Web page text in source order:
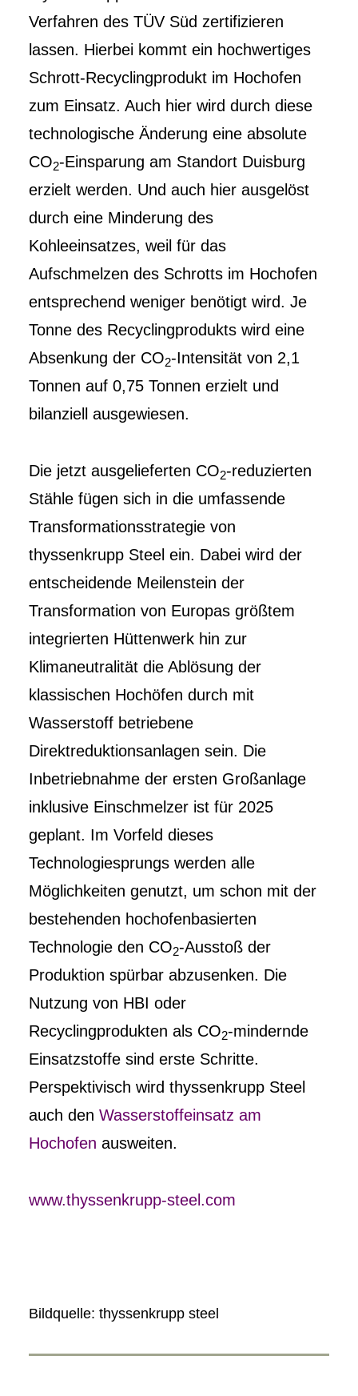
Verfahren des TÜV Süd zertifizieren
lassen. Hierbei kommt ein hochwertiges
Schrott-Recyclingprodukt im Hochofen
zum Einsatz. Auch hier wird durch diese
technologische Änderung eine absolute
CO2-Einsparung am Standort Duisburg
erzielt werden. Und auch hier ausgelöst
durch eine Minderung des
Kohleeinsatzes, weil für das
Aufschmelzen des Schrotts im Hochofen
entsprechend weniger benötigt wird. Je
Tonne des Recyclingprodukts wird eine
Absenkung der CO2-Intensität von 2,1
Tonnen auf 0,75 Tonnen erzielt und
bilanziell ausgewiesen.
Die jetzt ausgelieferten CO2-reduzierten
Stähle fügen sich in die umfassende
Transformationsstrategie von
thyssenkrupp Steel ein. Dabei wird der
entscheidende Meilenstein der
Transformation von Europas größtem
integrierten Hüttenwerk hin zur
Klimaneutralität die Ablösung der
klassischen Hochöfen durch mit
Wasserstoff betriebene
Direktreduktionsanlagen sein. Die
Inbetriebnahme der ersten Großanlage
inklusive Einschmelzer ist für 2025
geplant. Im Vorfeld dieses
Technologiesprungs werden alle
Möglichkeiten genutzt, um schon mit der
bestehenden hochofenbasierten
Technologie den CO2-Ausstoß der
Produktion spürbar abzusenken. Die
Nutzung von HBI oder
Recyclingprodukten als CO2-mindernde
Einsatzstoffe sind erste Schritte.
Perspektivisch wird thyssenkrupp Steel
auch den Wasserstoffeinsatz am
Hochofen ausweiten.
www.thyssenkrupp-steel.com
Bildquelle: thyssenkrupp steel